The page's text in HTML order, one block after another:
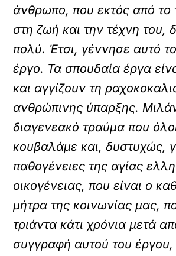
άνθρωπο, που εκτός από το
στη ζωή και την τέχνη του,
πολύ. Έτσι, γέννησε αυτό
έργο. Τα σπουδαία έργα
και αγγίζουν τη
ανθρώπινης ύπαρξης.
διαγενεακό τραύμα που
κουβαλάμε και, δυστυχώς,
παθογένειες της αγίας
οικογένειας, που είναι ο
μήτρα της κοινωνίας μας,
τριάντα κάτι χρόνια μετά
συγγραφή αυτού του έργου,